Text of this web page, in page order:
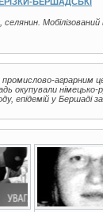
селянин.
аграрним
окупували
епідемій у Бершаді